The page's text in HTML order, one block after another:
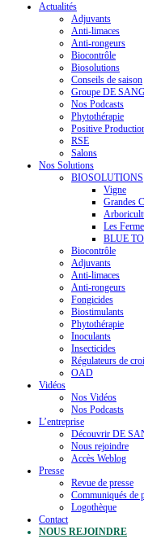
Actualités
Adjuvants
Anti-limaces
Anti-rongeurs
Biocontrôle
Biosolutions
Conseils de saison
Groupe DE
Nos Podcasts
Phytothérapie
Positive
RSE
Salons
Nos Solutions
BIOSOLUTIONS
Vigne
Grandes
Les
BLUE
Biocontrôle
Adjuvants
Anti-limaces
Anti-rongeurs
Fongicides
Biostimulants
Phytothérapie
Inoculants
Insecticides
Régulateurs de
OAD
Vidéos
Nos Vidéos
Nos Podcasts
L’entreprise
Découvrir DE
Nous rejoindre
Accès Weblog
Presse
Revue de presse
Communiqués de
Logothèque
Contact
NOUS REJOINDRE